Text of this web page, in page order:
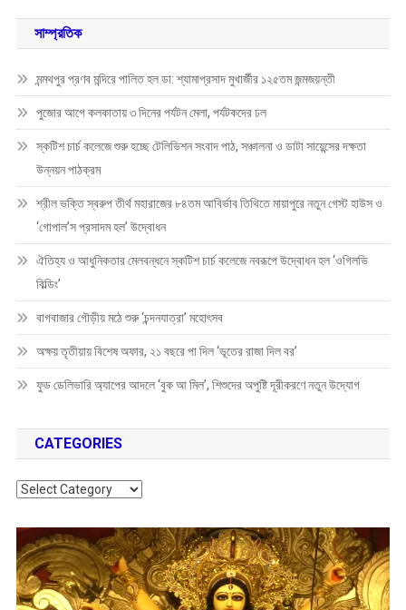
সাম্প্রতিক
মন্মথপুর প্রণব মন্দিরে পালিত হল ডা: শ্যামাপ্রসাদ মুখার্জীর ১২৫তম জন্মজয়ন্তী
পুজোর আগে কলকাতায় ৩ দিনের পর্যটন মেলা, পর্যটকদের ঢল
স্কটিশ চার্চ কলেজে শুরু হচ্ছে টেলিভিশন সংবাদ পাঠ, সঞ্চালনা ও ডাটা সায়েন্সের দক্ষতা
উন্নয়ন পাঠক্রম
শ্রীল ভক্তি স্বরুপ তীর্থ মহারাজের ৮৪তম আবির্ভাব তিথিতে মায়াপুরে নতুন গেস্ট হাউস ও
‘গোপাল’স প্রসাদম হল’ উদ্বোধন
ঐতিহ্য ও আধুনিকতার মেলবন্ধনে স্কটিশ চার্চ কলেজে নবরূপে উদ্বোধন হল ‘ওগিলভি
বিল্ডিং’
বাগবাজার গৌড়ীয় মঠে শুরু ‘চন্দনযাত্রা’ মহোৎসব
অক্ষয় তৃতীয়ায় বিশেষ অফার, ২১ বছরে পা দিল ‘ভূতের রাজা দিল বর’
ফুড ডেলিভারি অ্যাপের আদলে ‘বুক আ মিল’, শিশুদের অপুষ্টি দূরীকরণে নতুন উদ্যোগ
CATEGORIES
Categories